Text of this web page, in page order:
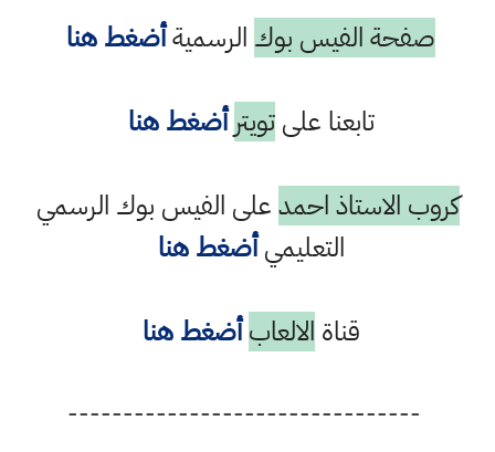
صفحة الفيس بوك الرسميةأضغط هنا
تابعنا علىتويتر أضغط هنا
كروب الاستاذ احمدعلى الفيس بوك الرسمي
التعليميأضغط هنا
قناة الالعاب أضغط هنا
--------------------------------